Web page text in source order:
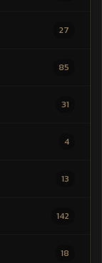
27
85
31
4
13
142
18